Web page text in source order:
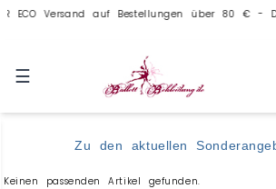
ECO Versand auf Bestellungen über 80 € -
☰
Zu den aktuellen
Keinen passenden Artikel gefunden.